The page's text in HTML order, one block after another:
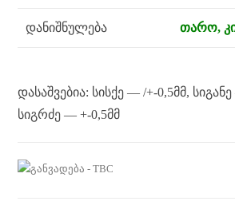
დანიშნულება თარო,
დასაშვებია: სისქე — /+-0,5მმ,
სიგრძე — +-0,5მმ